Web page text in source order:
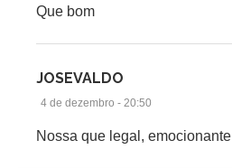
Que bom
JOSEVALDO
4 de dezembro - 20:50
Nossa que legal,